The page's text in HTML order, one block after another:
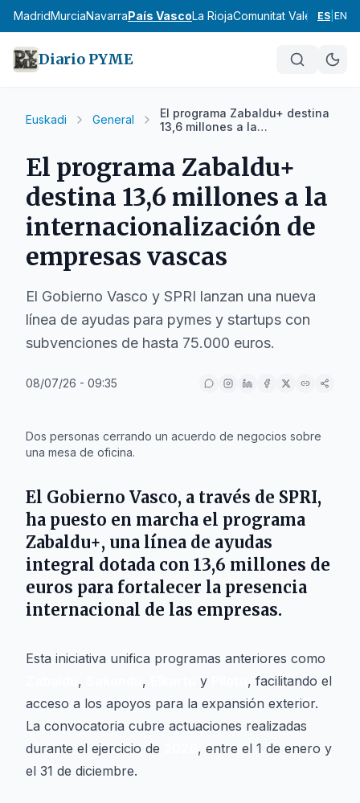
MadridMurciaNavarraPaís VascoLa RiojaComunitat Valenciana
ES EN
Diario PYME
Euskadi General
El programa Zabaldu+ destina
13,6 millones a la
empresas vascas
El programa Zabaldu+
destina 13,6 millones a la
internacionalización de
empresas vascas
El Gobierno Vasco y SPRI lanzan una nueva
línea de ayudas para pymes y startups con
subvenciones de hasta 75.000 euros.
08/07/26 - 09:35
Dos personas cerrando un acuerdo de negocios sobre
una mesa de oficina.
El Gobierno Vasco, a través de SPRI,
ha puesto en marcha el programa
Zabaldu+, una línea de ayudas
integral dotada con 13,6 millones de
euros para fortalecer la presencia
internacional de las empresas.
Esta iniciativa unifica programas anteriores como
, , y
, facilitando el
acceso a los apoyos para la expansión exterior.
La convocatoria cubre actuaciones realizadas
durante el ejercicio de
, entre el 1 de enero y
el 31 de diciembre.